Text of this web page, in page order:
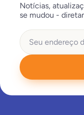
Notícias,
se mudou -